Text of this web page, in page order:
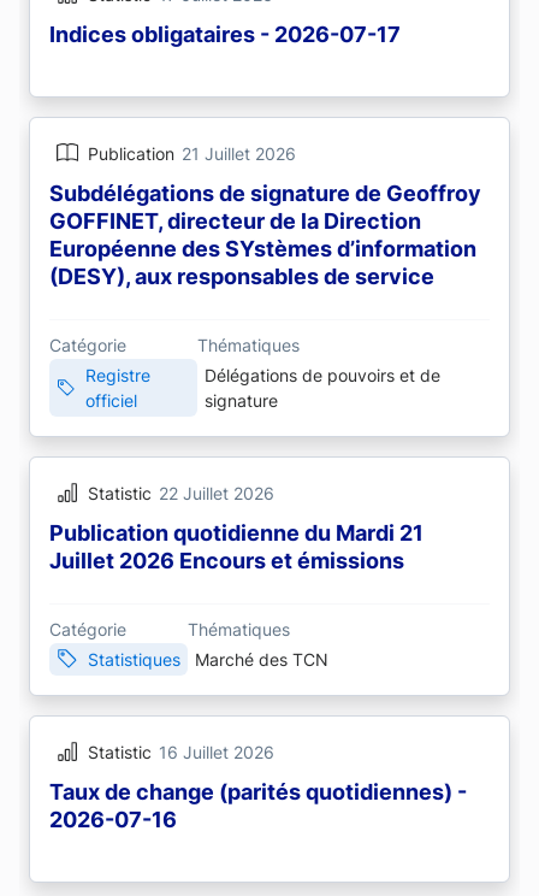
Indices obligataires - 2026-07-17
Publication 21 Juillet 2026
Subdélégations de signature de Geoffroy
GOFFINET, directeur de la Direction
Européenne des SYstèmes d’information
(DESY), aux responsables de service
Catégorie
Registre
officiel
Thématiques
Délégations de pouvoirs et de
signature
Statistic 22 Juillet 2026
Publication quotidienne du Mardi 21
Juillet 2026 Encours et émissions
Catégorie
Statistiques
Thématiques
Marché des TCN
Statistic 16 Juillet 2026
Taux de change (parités quotidiennes) -
2026-07-16